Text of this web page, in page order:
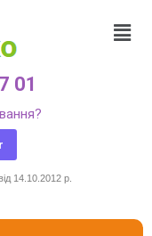
01
14.10.2012 р.